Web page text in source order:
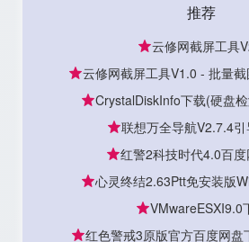
推荐
云修网截屏工具
云修网截屏工具V1.0 - 批量
CrystalDiskInfo下载(硬盘
联想万全导航V2.7.4
红警2科技时代4.0百
心灵终结2.63Ptt免安装版
VMwareESXI9.0
红色警戒3原版官方百度网盘